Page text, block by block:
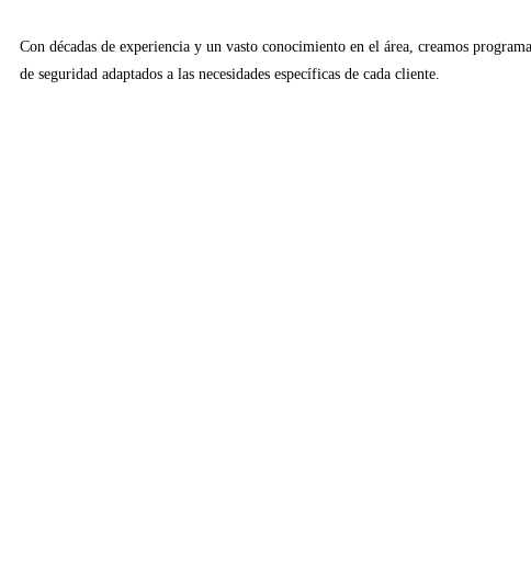
Con décadas de experiencia y un vasto conocimiento en el área, creamos
de seguridad adaptados a las necesidades específicas de cada cliente.